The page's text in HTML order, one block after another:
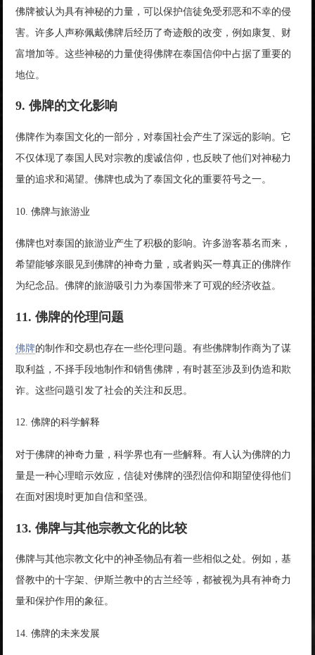
佛牌被认为具有神秘的力量，可以保护信徒免受邪恶和不幸的侵
害。许多人声称佩戴佛牌后经历了奇迹般的改变，例如康复、财
富增加等。这些神秘的力量使得佛牌在泰国信仰中占据了重要的
地位。
9. 佛牌的文化影响
佛牌作为泰国文化的一部分，对泰国社会产生了深远的影响。它
不仅体现了泰国人民对宗教的虔诚信仰，也反映了他们对神秘力
量的追求和渴望。佛牌也成为了泰国文化的重要符号之一。
10. 佛牌与旅游业
佛牌也对泰国的旅游业产生了积极的影响。许多游客慕名而来，
希望能够亲眼见到佛牌的神奇力量，或者购买一尊真正的佛牌作
为纪念品。佛牌的旅游吸引力为泰国带来了可观的经济收益。
11. 佛牌的伦理问题
佛牌的制作和交易也存在一些伦理问题。有些佛牌制作商为了谋
取利益，不择手段地制作和销售佛牌，有时甚至涉及到伪造和欺
诈。这些问题引发了社会的关注和反思。
12. 佛牌的科学解释
对于佛牌的神奇力量，科学界也有一些解释。有人认为佛牌的力
量是一种心理暗示效应，信徒对佛牌的强烈信仰和期望使得他们
在面对困境时更加自信和坚强。
13. 佛牌与其他宗教文化的比较
佛牌与其他宗教文化中的神圣物品有着一些相似之处。例如，基
督教中的十字架、伊斯兰教中的古兰经等，都被视为具有神奇力
量和保护作用的象征。
14. 佛牌的未来发展